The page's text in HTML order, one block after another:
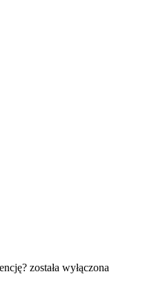
została wyłączona